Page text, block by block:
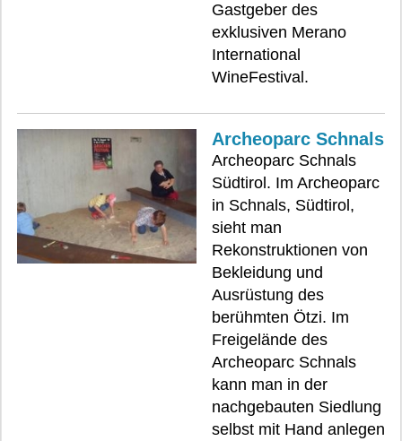
Gastgeber des
exklusiven Merano
International
WineFestival.
Archeoparc Schnals
Archeoparc Schnals
Südtirol. Im Archeoparc
in Schnals, Südtirol,
sieht man
Rekonstruktionen von
Bekleidung und
Ausrüstung des
berühmten Ötzi. Im
Freigelände des
Archeoparc Schnals
kann man in der
nachgebauten Siedlung
selbst mit Hand anlegen